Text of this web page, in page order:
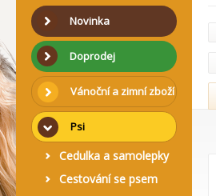
Novinka
Doprodej
Vánoční a zimní zboží
Psi
Cedulka a samolepky
Cestování se psem